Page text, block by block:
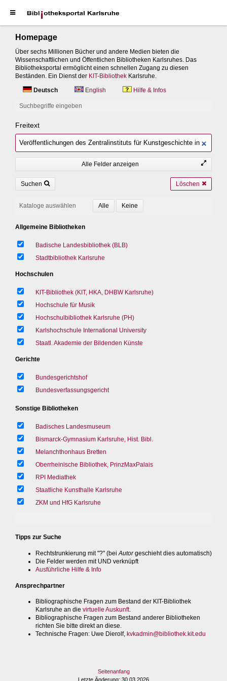
Homepage
Über sechs Millionen Bücher und andere Medien bieten die
Wissenschaftlichen und Öffentlichen Bibliotheken Karlsruhes. Das
Bibliotheksportal ermöglicht einen schnellen Zugang zu diesen
Beständen. Ein Dienst der KIT-Bibliothek Karlsruhe.
Deutsch
English Hilfe & Infos
Suchbegriffe eingeben
Freitext
Alle Felder anzeigen
Suchen Löschen
Kataloge auswählen
Allgemeine Bibliotheken
Badische Landesbibliothek (BLB)
Stadtbibliothek Karlsruhe
Hochschulen
KIT-Bibliothek (KIT, HKA, DHBW Karlsruhe)
Hochschule für Musik
Hochschulbibliothek Karlsruhe (PH)
Karlshochschule International University
Staatl. Akademie der Bildenden Künste
Gerichte
Bundesgerichtshof
Bundesverfassungsgericht
Sonstige Bibliotheken
Badisches Landesmuseum
Bismarck-Gymnasium Karlsruhe, Hist. Bibl.
Melanchthonhaus Bretten
Oberrheinische Bibliothek, PrinzMaxPalais
RPI Mediathek
Staatliche Kunsthalle Karlsruhe
ZKM und HfG Karlsruhe
Tipps zur Suche
Rechtstrunkierung mit "?" (bei Autorgeschieht dies automatisch)
Die Felder werden mit UND verknüpft
Ausführliche Hilfe & Info
Ansprechpartner
Bibliographische Fragen zum Bestand der KIT-Bibliothek
Karlsruhe an die virtuelle Auskunft.
Bibliographische Fragen zum Bestand anderer Bibliotheken
richten Sie bitte direkt an diese.
Technische Fragen: Uwe Dierolf, kvkadmin@bibliothek.kit.edu
Seitenanfang
Letzte Änderung: 30.03.2026